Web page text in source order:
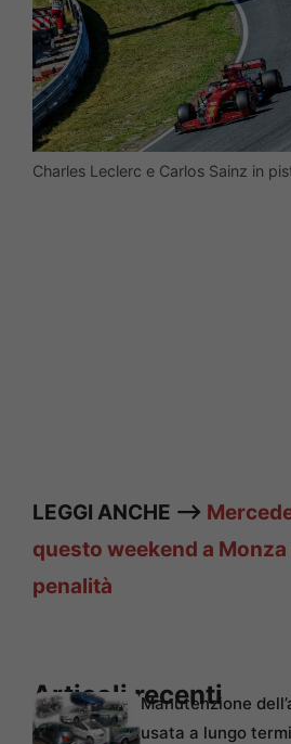
Charles Leclerc e Carlos Sainz in
LEGGI ANCHE —>
questo weekend a
penalità
Articoli recenti
Manutenzione
usata a lungo